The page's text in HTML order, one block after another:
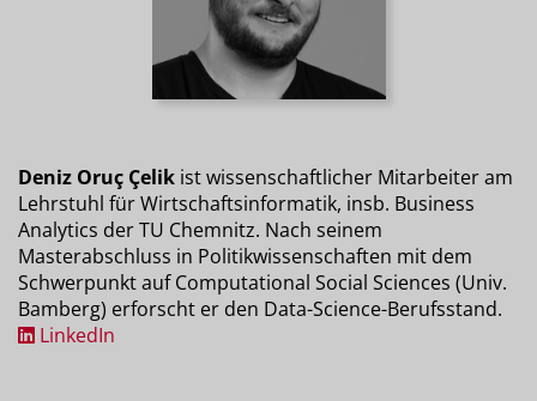
Deniz Oruç Çelik ist wissenschaftlicher Mitarbeiter am
Lehrstuhl für Wirtschaftsinformatik, insb. Business
Analytics der TU Chemnitz. Nach seinem
Masterabschluss in Politikwissenschaften mit dem
Schwerpunkt auf Computational Social Sciences (Univ.
Bamberg) erforscht er den Data-Science-Berufsstand.
LinkedIn